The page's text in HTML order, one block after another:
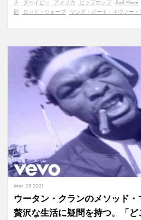
チ
ダベイビー アメリカ ヒップホップ Rod Wave
額
ロッド・ウェーブ ヤング・ボーイ・ネヴァー
Mar. 25 2021
ウータン・クランのメソッド
贅沢な生活に疑問を持つ。「